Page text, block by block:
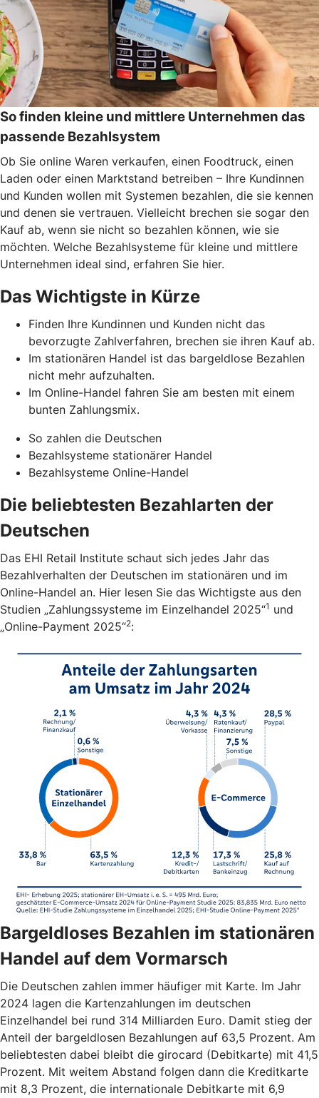
So finden kleine und mittlere Unternehmen das
passende Bezahlsystem
Ob Sie online Waren verkaufen, einen Foodtruck, einen
Laden oder einen Marktstand betreiben – Ihre Kundinnen
und Kunden wollen mit Systemen bezahlen, die sie kennen
und denen sie vertrauen. Vielleicht brechen sie sogar den
Kauf ab, wenn sie nicht so bezahlen können, wie sie
möchten. Welche Bezahlsysteme für kleine und mittlere
Unternehmen ideal sind, erfahren Sie hier.
Das Wichtigste in Kürze
Finden Ihre Kundinnen und Kunden nicht das
bevorzugte Zahlverfahren, brechen sie ihren Kauf ab.
Im stationären Handel ist das bargeldlose Bezahlen
nicht mehr aufzuhalten.
Im Online-Handel fahren Sie am besten mit einem
bunten Zahlungsmix.
So zahlen die Deutschen
Bezahlsysteme stationärer Handel
Bezahlsysteme Online-Handel
Die beliebtesten Bezahlarten der
Deutschen
Das EHI Retail Institute schaut sich jedes Jahr das
Bezahlverhalten der Deutschen im stationären und im
Online-Handel an. Hier lesen Sie das Wichtigste aus den
Studien „Zahlungssysteme im Einzelhandel 2025“1 und
„Online-Payment 2025“2:
Bargeldloses Bezahlen im stationären
Handel auf dem Vormarsch
Die Deutschen zahlen immer häufiger mit Karte. Im Jahr
2024 lagen die Kartenzahlungen im deutschen
Einzelhandel bei rund 314 Milliarden Euro. Damit stieg der
Anteil der bargeldlosen Bezahlungen auf 63,5 Prozent. Am
beliebtesten dabei bleibt die girocard (Debitkarte) mit 41,5
Prozent. Mit weitem Abstand folgen dann die Kreditkarte
mit 8,3 Prozent, die internationale Debitkarte mit 6,9